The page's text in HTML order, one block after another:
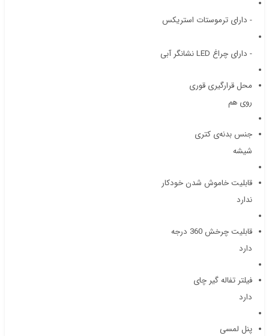
- دارای ترموستات استریکس
- دارای چراغ LED نشانگر آبی
محل قرارگیری قوری
روی هم
جنس بدنه‌ی کتری
شیشه
قابلیت خاموش شدن خودکار
ندارد
قابلیت چرخش 360 درجه
دارد
فیلتر تفاله گیر چای
دارد
پنل لمسی